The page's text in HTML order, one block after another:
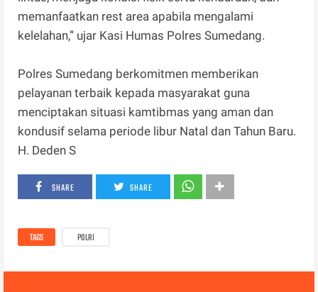
memanfaatkan rest area apabila mengalami
kelelahan,” ujar Kasi Humas Polres Sumedang.
Polres Sumedang berkomitmen memberikan
pelayanan terbaik kepada masyarakat guna
menciptakan situasi kamtibmas yang aman dan
kondusif selama periode libur Natal dan Tahun Baru.
H. Deden S
SHARE SHARE
TAGS POLRI